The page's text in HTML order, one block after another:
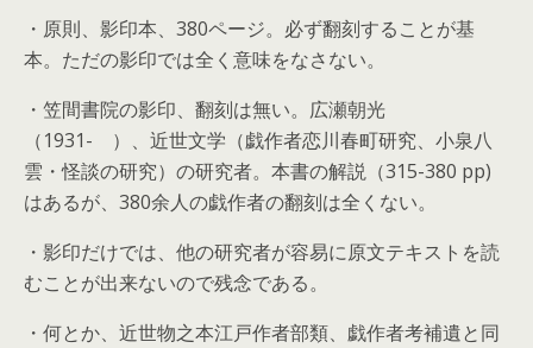
・原則、影印本、380ページ。必ず翻刻することが基
本。ただの影印では全く意味をなさない。
・笠間書院の影印、翻刻は無い。広瀬朝光
（1931- ）、近世文学（戯作者恋川春町研究、小泉八
雲・怪談の研究）の研究者。本書の解説（315-380 pp)
はあるが、380余人の戯作者の翻刻は全くない。
・影印だけでは、他の研究者が容易に原文テキストを読
むことが出来ないので残念である。
・何とか、近世物之本江戸作者部類、戯作者考補遺と同